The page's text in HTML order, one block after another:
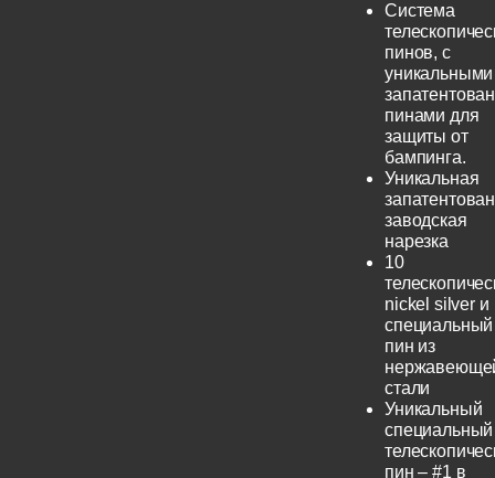
Система
пинов, с
уникальными
пинами для
защиты от
бампинга.
Уникальная
заводская
нарезка
10
nickel silver и
специальный
пин из
стали
Уникальный
специальный
пин – #1 в